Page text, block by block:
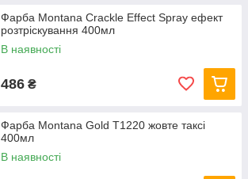
Фарба Montana Crackle Effect Spray ефект
розтріскування 400мл
В наявності
486 ₴
Фарба Montana Gold T1220 жовте таксі
400мл
В наявності